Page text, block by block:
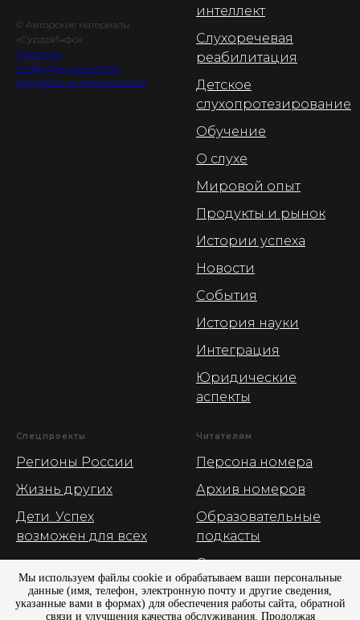
© Авторские материалы
«СурдоИнфо»
Политика
конфиденциальности
разработано SemanticaLab
интеллект
Слухоречевая
реабилитация
Детское
слухопротезирование
Обучение
О слухе
Мировой опыт
Продукты и рынок
Истории успеха
Новости
События
История науки
Интеграция
Юридические
аспекты
Спецпроекты
Регионы России
Жизнь других
Дети. Успех
возможен для всех
Читателям
Персона номера
Архив номеров
Образовательные
подкасты
О журнале
Рекламные
возможности
Мы используем файлы cookie и обрабатываем ваши персональные
данные (имя, телефон, электронную почту и другие сведения,
указанные вами в формах) для обеспечения работы сайта, обратной
связи и улучшения качества обслуживания. Продолжая